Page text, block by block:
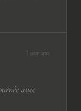
1 year ago
avec